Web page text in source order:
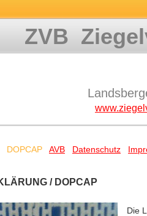
/ DOPCAP
Die
DOPCAP AVB Datenschutz
ZVB